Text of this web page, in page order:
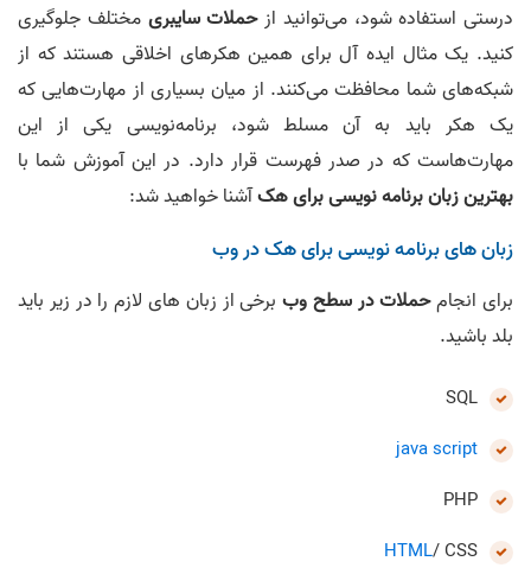
درستی استفاده شود، می‌توانید ازحملات سایبری مختلف جلوگیری
کنید. یک مثال ایده آل برای همین هکرهای اخلاقی هستند که از
شبکه‌های شما محافظت می‌کنند. از میان بسیاری از مهارت‌هایی که
یک هکر باید به آن مسلط شود، برنامه‌نویسی یکی از این
مهارت‌هاست که در صدر فهرست قرار دارد. در این آموزش شما با
بهترین زبان برنامه نویسی برای هکآشنا خواهید شد:
زبان های برنامه نویسی برای هک در وب
برای انجامحملات در سطح وببرخی از زبان های لازم را در زیر باید
بلد باشید.
SQL
java script
PHP
HTML/ CSS